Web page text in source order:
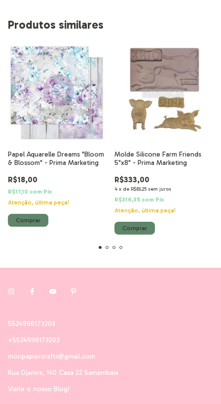
Produtos similares
Papel Aquarelle Dreams "Bloom
& Blossom" - Prima Marketing
R$18,00
R$17,10 com Pix
Atenção, última peça!
Molde Silicone Farm Friends
5"x8" - Prima Marketing
R$333,00
4 x de R$83,25 sem juros
R$316,35 com Pix
Atenção, última peça!
5524998173203
+5524998173203
monpapiercrafts@gmail.com
Rua Djanira, 140 Casa 22 Samambaia
Visite o nosso Blog!